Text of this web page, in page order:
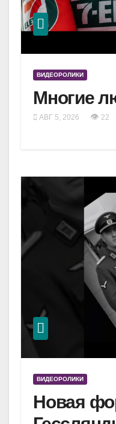
ВИДЕОРОЛИКИ
Многие
АВГ 5, 2026 👁 22
ВИДЕОРОЛИКИ
Новая